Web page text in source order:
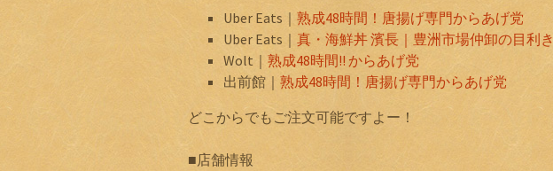
Uber Eats｜ 熟成48時間！唐揚げ専門からあげ党
Uber Eats｜ 真・海鮮丼 濱長｜豊洲市場仲卸の目利き
Wolt｜ 熟成48時間!! からあげ党
出前館｜ 熟成48時間！唐揚げ専門からあげ党
どこからでもご注文可能ですよー！
■店舗情報